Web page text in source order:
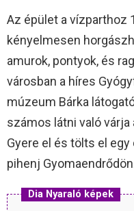
Az épület a vízparthoz
kényelmesen
amurok, pontyok, és
városban a híres
múzeum Bárka
számos látni való
Gyere el és tölts el
pihenj
Dia Nyaraló képek